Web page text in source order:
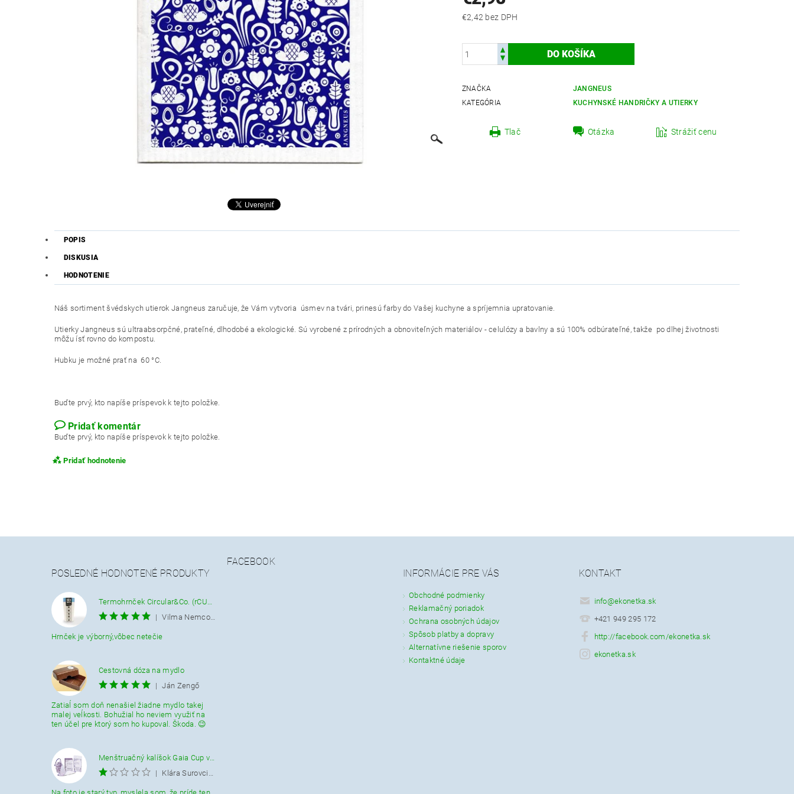
€2,42 bez DPH
ZNAČKA
JANGNEUS
KATEGÓRIA
KUCHYNSKÉ HANDRIČKY A UTIERKY
Tlač Otázka Strážiť cenu
POPIS
DISKUSIA
HODNOTENIE
Náš sortiment švédskych utierok Jangneus zaručuje, že Vám vytvoria úsmev na tvári, prinesú farby do Vašej kuchyne a spríjemnia upratovanie.
Utierky Jangneus sú ultraabsorpčné, prateľné, dlhodobé a ekologické. Sú vyrobené z prírodných a obnoviteľných materiálov - celulózy a bavlny a sú 100% odbúrateľné, takže po dlhej životnosti
môžu ísť rovno do kompostu.
Hubku je možné prať na 60 °C.
Buďte prvý, kto napíše príspevok k tejto položke.
Pridať komentár
Buďte prvý, kto napíše príspevok k tejto položke.
Pridať hodnotenie
POSLEDNÉ HODNOTENÉ PRODUKTY
|
Vilma Nemcová
Hrnček je výborný,vôbec netečie
Cestovná dóza na mydlo
|
Ján Zengő
Zatiaĺ som doň nenašiel žiadne mydlo takej
malej veĺkosti. Bohužial ho neviem využiť na
ten účel pre ktorý som ho kupoval. Škoda. 😉
|
Klára Surovcikova
FACEBOOK
INFORMÁCIE PRE VÁS
Obchodné podmienky
Reklamačný poriadok
Ochrana osobných údajov
Spôsob platby a dopravy
Alternatívne riešenie sporov
Kontaktné údaje
KONTAKT
info@ekonetka.sk
+421 949 295 172
http://facebook.com/ekonetka.sk
ekonetka.sk